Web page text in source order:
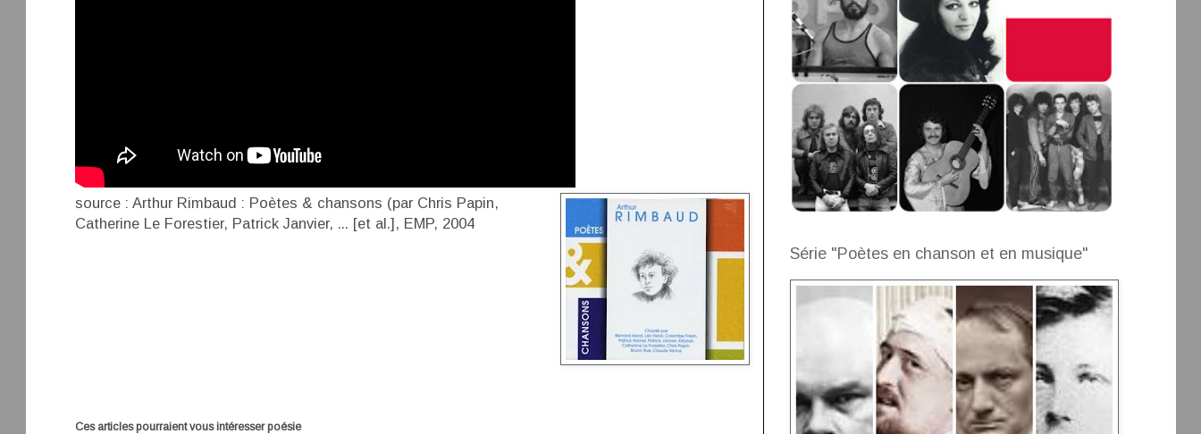
source : Arthur Rimbaud : Poètes & chansons (par Chris Papin,
Catherine Le Forestier, Patrick Janvier, ... [et al.], EMP, 2004
Ces articles pourraient vous intéresserpoésie
Série "Poètes en chanson et en musique"